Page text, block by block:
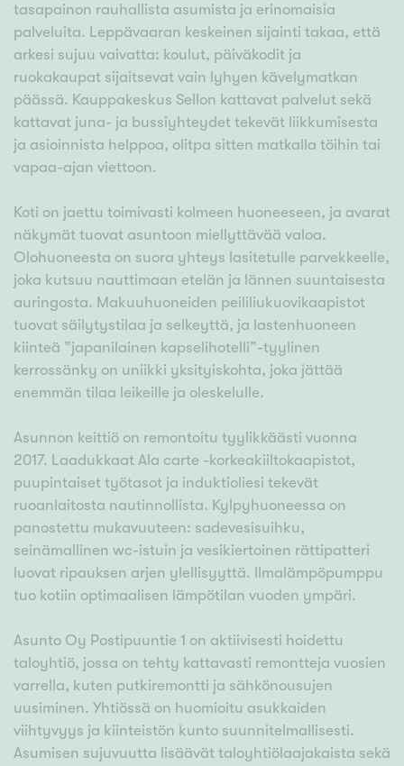
tasapainon rauhallista asumista ja erinomaisia
palveluita. Leppävaaran keskeinen sijainti takaa, että
arkesi sujuu vaivatta: koulut, päiväkodit ja
ruokakaupat sijaitsevat vain lyhyen kävelymatkan
päässä. Kauppakeskus Sellon kattavat palvelut sekä
kattavat juna- ja bussiyhteydet tekevät liikkumisesta
ja asioinnista helppoa, olitpa sitten matkalla töihin tai
vapaa-ajan viettoon.
Koti on jaettu toimivasti kolmeen huoneeseen, ja avarat
näkymät tuovat asuntoon miellyttävää valoa.
Olohuoneesta on suora yhteys lasitetulle parvekkeelle,
joka kutsuu nauttimaan etelän ja lännen suuntaisesta
auringosta. Makuuhuoneiden peililiukuovikaapistot
tuovat säilytystilaa ja selkeyttä, ja lastenhuoneen
kiinteä ”japanilainen kapselihotelli”-tyylinen
kerrossänky on uniikki yksityiskohta, joka jättää
enemmän tilaa leikeille ja oleskelulle.
Asunnon keittiö on remontoitu tyylikkäästi vuonna
2017. Laadukkaat Ala carte -korkeakiiltokaapistot,
puupintaiset työtasot ja induktioliesi tekevät
ruoanlaitosta nautinnollista. Kylpyhuoneessa on
panostettu mukavuuteen: sadevesisuihku,
seinämallinen wc-istuin ja vesikiertoinen rättipatteri
luovat ripauksen arjen ylellisyyttä. Ilmalämpöpumppu
tuo kotiin optimaalisen lämpötilan vuoden ympäri.
Asunto Oy Postipuuntie 1 on aktiivisesti hoidettu
taloyhtiö, jossa on tehty kattavasti remontteja vuosien
varrella, kuten putkiremontti ja sähkönousujen
uusiminen. Yhtiössä on huomioitu asukkaiden
viihtyvyys ja kiinteistön kunto suunnitelmallisesti.
Asumisen sujuvuutta lisäävät taloyhtiölaajakaista sekä